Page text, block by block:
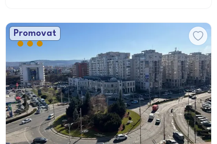
Promovat